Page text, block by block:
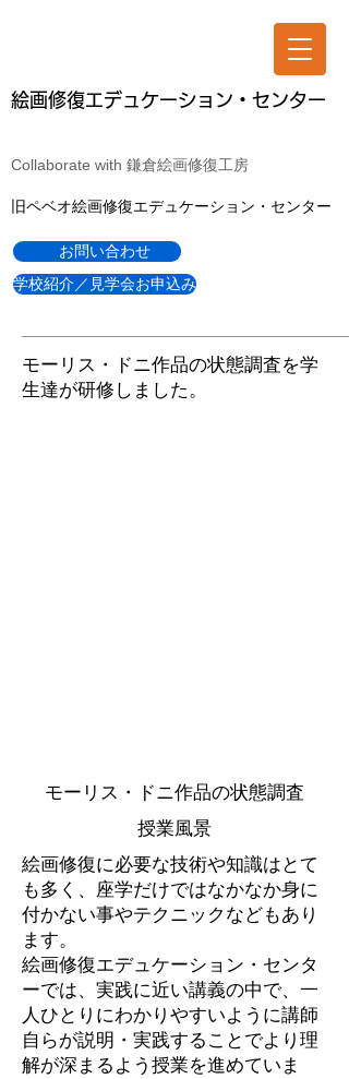
絵画修復エデュケーション・センター
Collaborate with 鎌倉絵画修復工房
旧ペベオ絵画修復エデュケーション・センター
お問い合わせ
学校紹介／見学会お申込み
モーリス・ドニ作品の状態調査を学
生達が研修しました。
モーリス・ドニ作品の状態調査
授業風景
絵画修復に必要な技術や知識はとて
も多く、座学だけではなかなか身に
付かない事やテクニックなどもあり
ます。
絵画修復エデュケーション・センタ
ーでは、実践に近い講義の中で、一
人ひとりにわかりやすいように講師
自らが説明・実践することでより理
解が深まるよう授業を進めていま